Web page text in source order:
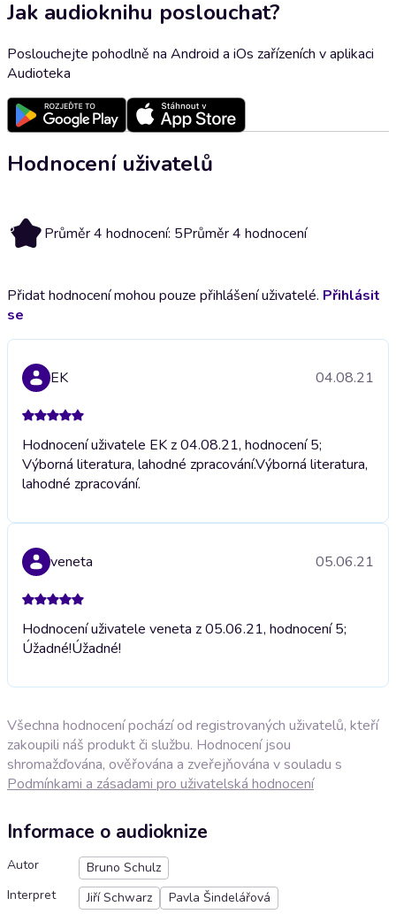
Jak audioknihu poslouchat?
Poslouchejte pohodlně na Android a iOs zařízeních v aplikaci
Audioteka
Hodnocení uživatelů
5 Průměr 4 hodnocení: 5Průměr 4 hodnocení
Přidat hodnocení mohou pouze přihlášení uživatelé. Přihlásit
se
EK 04.08.21
Hodnocení uživatele EK z 04.08.21, hodnocení 5;
Výborná literatura, lahodné zpracování.Výborná literatura,
lahodné zpracování.
veneta 05.06.21
Hodnocení uživatele veneta z 05.06.21, hodnocení 5;
Úžadné!Úžadné!
Všechna hodnocení pochází od registrovaných uživatelů, kteří
zakoupili náš produkt či službu. Hodnocení jsou
shromažďována, ověřována a zveřejňována v souladu s
Podmínkami a zásadami pro uživatelská hodnocení
Informace o audioknize
Autor
Bruno Schulz
Interpret
Jiří Schwarz
Pavla Šindelářová